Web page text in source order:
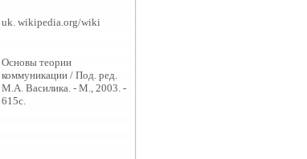
uk. wikipedia.org/wiki
Основы теории
коммуникации / Под. ред.
М.А. Василика. - М., 2003. -
615с.